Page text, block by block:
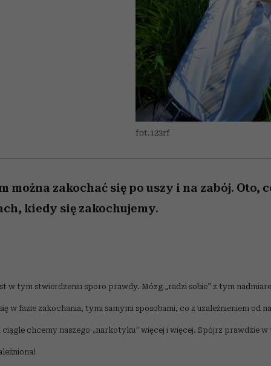
fot.123rf
można zakochać się po uszy i na zabój. Oto,
kiedy się zakochujemy.
w tym stwierdzeniu sporo prawdy. Mózg „radzi sobie” z tym
w fazie zakochania, tymi samymi sposobami, co z uzależnieniem od
ciągle chcemy naszego „narkotyku” więcej i więcej. Spójrz prawdzie